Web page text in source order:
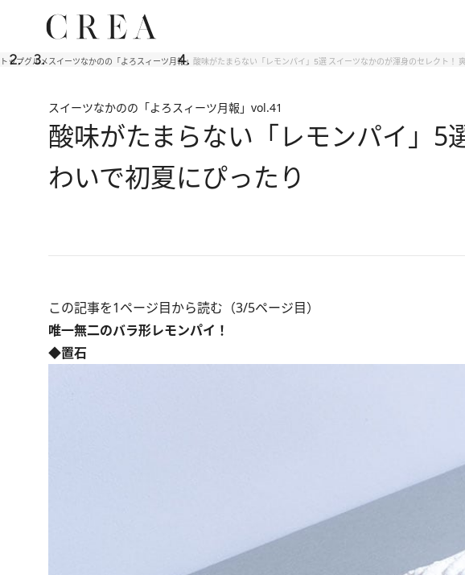
トップグルメスイーツなかのの「よろスィーツ月報」 酸味がたまらない「レモンパイ」5選 スイーツなかのが渾身のセレクト！
スイーツなかのの「よろスィーツ月報」 vol.41
酸味がたまらない「レモンパイ」5
わいで初夏にぴったり
この記事を1ページ目から読む（3/5ページ目）
唯一無二のバラ形レモンパイ！
◆置石